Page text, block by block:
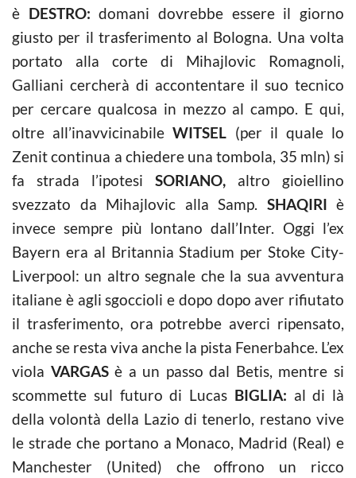
è DESTRO: domani dovrebbe essere il giorno
giusto per il trasferimento al Bologna. Una volta
portato alla corte di Mihajlovic Romagnoli,
Galliani cercherà di accontentare il suo tecnico
per cercare qualcosa in mezzo al campo. E qui,
oltre all’inavvicinabileWITSEL (per il quale lo
Zenit continua a chiedere una tombola, 35 mln) si
fa strada l’ipotesi SORIANO, altro gioiellino
svezzato da Mihajlovic alla Samp. SHAQIRI è
invece sempre più lontano dall’Inter. Oggi l’ex
Bayern era al Britannia Stadium per Stoke City-
Liverpool: un altro segnale che la sua avventura
italiane è agli sgoccioli e dopo dopo aver rifiutato
il trasferimento, ora potrebbe averci ripensato,
anche se resta viva anche la pista Fenerbahce. L’ex
viola VARGASè a un passo dal Betis, mentre si
scommette sul futuro di Lucas BIGLIA: al di là
della volontà della Lazio di tenerlo, restano vive
le strade che portano a Monaco, Madrid (Real) e
Manchester (United) che offrono un ricco